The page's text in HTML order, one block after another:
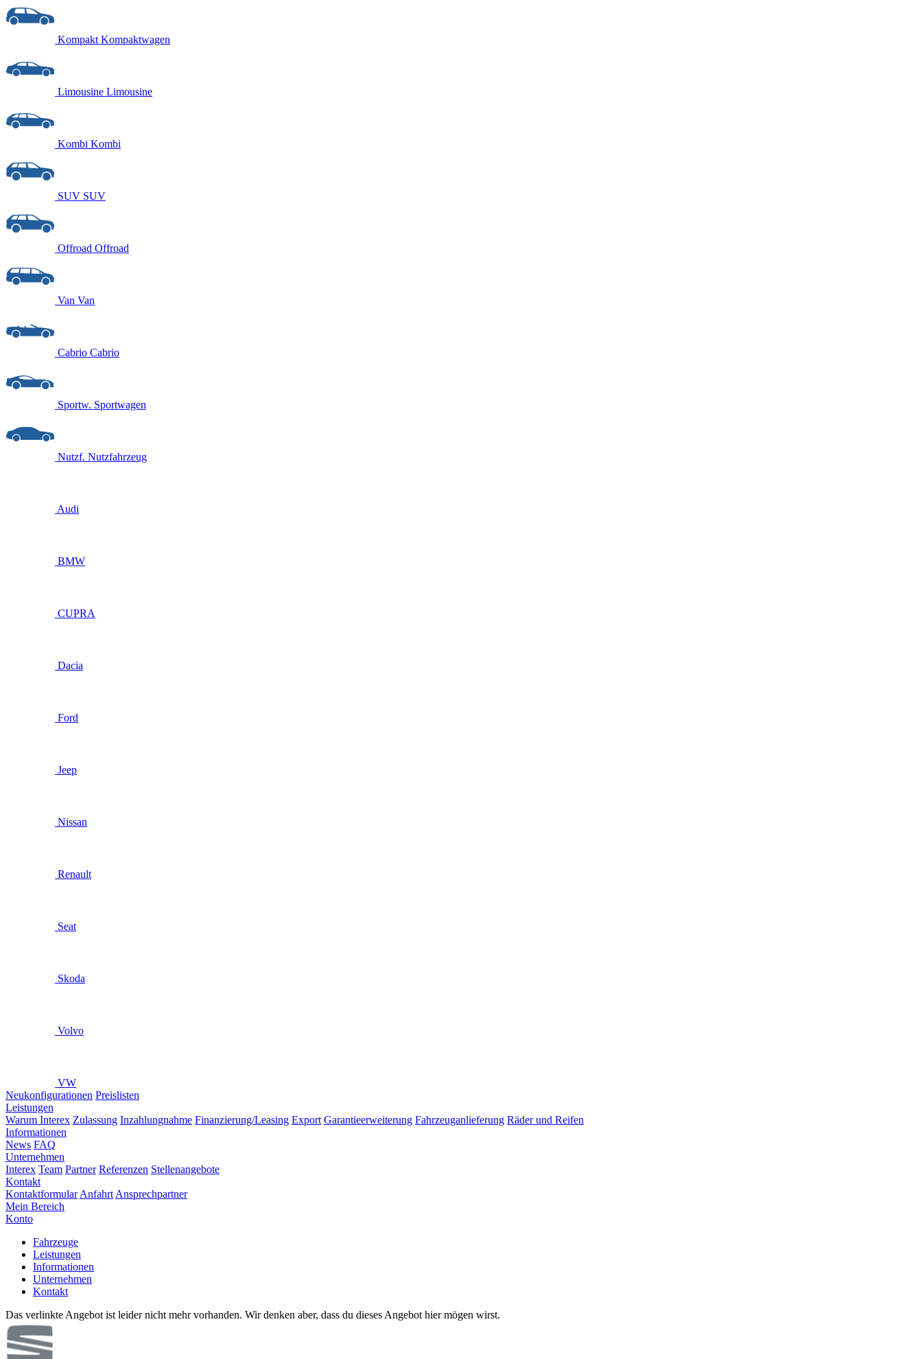
Kompakt Kompaktwagen
Limousine Limousine
Kombi Kombi
SUV SUV
Offroad Offroad
Van Van
Cabrio Cabrio
Sportw. Sportwagen
Nutzf. Nutzfahrzeug
Audi
BMW
CUPRA
Dacia
Ford
Jeep
Nissan
Renault
Seat
Skoda
Volvo
VW
Neukonfigurationen Preislisten
Leistungen
Warum Interex Zulassung Inzahlungnahme Finanzierung/Leasing Export Garantieerweiterung Fahrzeuganlieferung Räder und Reifen
Informationen
News FAQ
Unternehmen
Interex Team Partner Referenzen Stellenangebote
Kontakt
Kontaktformular Anfahrt Ansprechpartner
Mein Bereich
Konto
Fahrzeuge
Leistungen
Informationen
Unternehmen
Kontakt
Das verlinkte Angebot ist leider nicht mehr vorhanden. Wir denken aber, dass du dieses Angebot hier mögen wirst.